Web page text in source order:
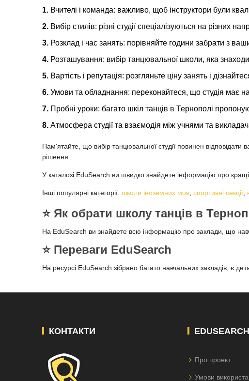
Вчителі і команда: важливо, щоб інструктори були
Вибір стилів: різні студії спеціалізуються на різних
Розклад і час занять: порівняйте години забрати з
Розташування: вибір танцювальної школи, яка
Вартість і репутація: розгляньте ціну занять і
Умови та обладнання: переконайтеся, що студія має
Пробні уроки: багато шкіл танців в Тернополі
Атмосфера студії та взаємодія між учнями та
Пам'ятайте, що вибір танцювальної студії повинен
рішення.
У каталозі EduSearch ви швидко знайдете інформацію про
Інші популярні категорії: школи іноземних мов спортивні секції
⭐️ Як обрати школу танців в
На EduSearch ви знайдете всю інформацію про заклади, що
⭐️ Переваги EduSearch
На ресурсі EduSearch зібрано багато навчальних закладів, є
КОНТАКТИ EDUSEARCH
Про проект
Умови